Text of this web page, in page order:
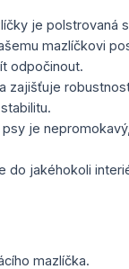
je polstrovaná
mazlíčkovi
odpočinout.
zajišťuje
je
do jakéhokoli
mazlíčka.